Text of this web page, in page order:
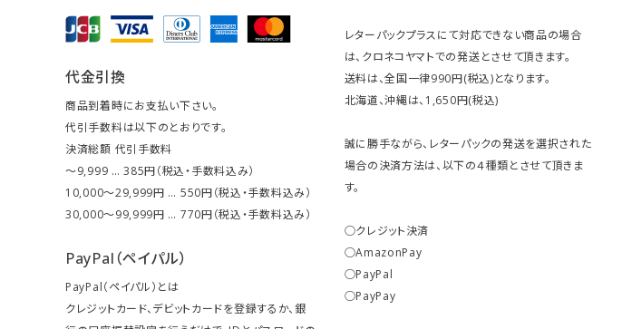
代金引換
商品到着時にお支払い下さい。
代引手数料は以下のとおりです。
決済総額 代引手数料
～9,999 … 385円（税込・手数料込み）
10,000～29,999円 … 550円（税込・手数料込み）
30,000～99,999円 … 770円（税込・手数料込み）
PayPal（ペイパル）
PayPal（ペイパル）とは
クレジットカード、デビットカードを登録するか、銀
レターパックプラスにて対応できない商品の場合
は、クロネコヤマトでの発送とさせて頂きます。
送料は、全国一律990円(税込)となります。
北海道、沖縄は、1,650円(税込)
誠に勝手ながら、レターパックの発送を選択された
場合の決済方法は、以下の４種類とさせて頂きま
す。
○クレジット決済
○AmazonPay
○PayPal
○PayPay